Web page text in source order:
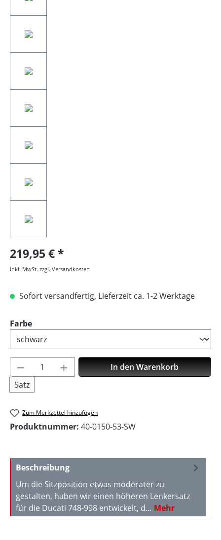
219,95 €
inkl. MwSt. zzgl. Versandkosten
Sofort versandfertig, Lieferzeit ca. 1-2 Werktage
Farbeauswählen
Produkt Anzahl: Gib den gewünschten
Satz
In den Warenkorb
Zum Merkzettel hinzufügen
Produktnummer: 40-0150-53-SW
Beschreibung
Um die Sitzposition etwas moderater zu
gestalten, haben wir einen höheren Lenkersatz
für die Ducati 748-998 entwickelt, d… Mehr